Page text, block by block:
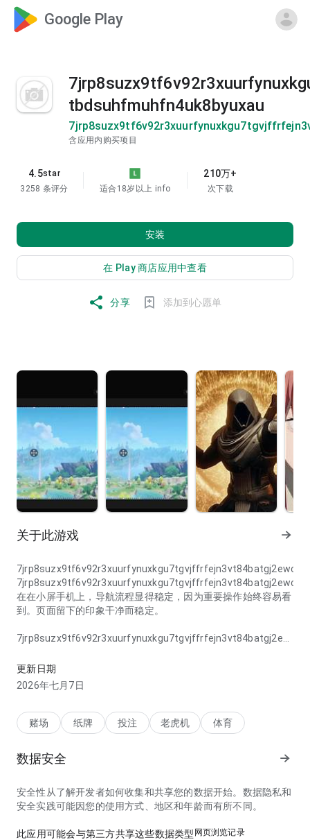
Google Play
tbdsuhfmuhfn4uk8byuxau
含应用内购买项目
4.5star
3258 条评分
适合18岁以上 info
210万+
次下载
安装
在 Play 商店应用中查看
分享 添加到心愿单
关于此游戏
在在小屏手机上，导航流程显得稳定，因为重要操作始终容易看
到。页面留下的印象干净而稳定。
容易看到。如果重视效率，这一点很有价值。
更新日期
2026年七月7日
赌场 纸牌 投注 老虎机 体育
数据安全
安全性从了解开发者如何收集和共享您的数据开始。数据隐私和
安全实践可能因您的使用方式、地区和年龄而有所不同。
此应用可能会与第三方共享这些数据类型 网页浏览记录